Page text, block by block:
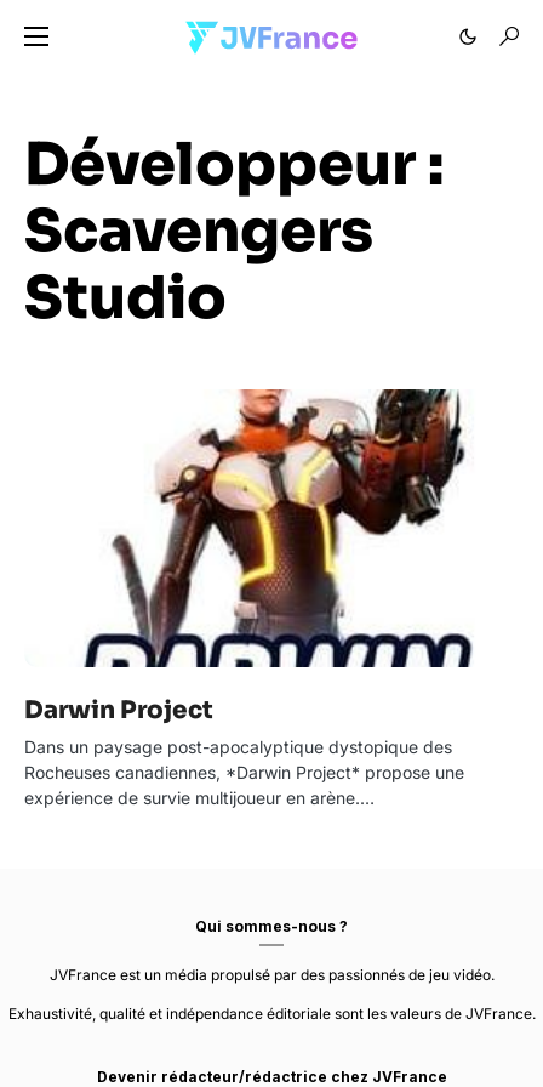
Développeur :
Scavengers
Studio
Darwin Project
Dans un paysage post-apocalyptique dystopique des
Rocheuses canadiennes, *Darwin Project* propose une
expérience de survie multijoueur en arène.…
Qui sommes-nous ?
JVFrance est un média propulsé par des passionnés de jeu vidéo.
Exhaustivité, qualité et indépendance éditoriale sont les valeurs de JVFrance.
Devenir rédacteur/rédactrice chez JVFrance